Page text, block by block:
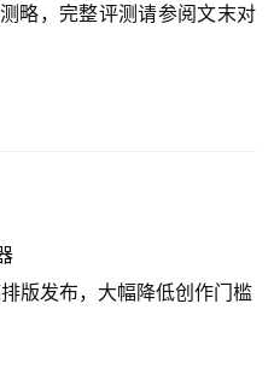
略，完整评测请参阅文末对
版发布，大幅降低创作门槛